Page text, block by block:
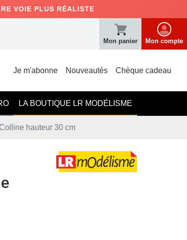
VOIE PLUS RÉALISTE
Mon panier Mon compte
Je m'abonne Nouveautés Chèque cadeau
LA BOUTIQUE LR MODÉLISME
hauteur 30 cm